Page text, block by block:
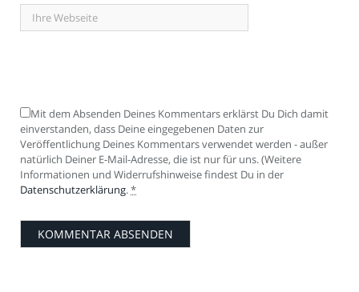
Mit dem Absenden Deines Kommentars erklärst Du Dich damit
einverstanden, dass Deine eingegebenen Daten zur
Veröffentlichung Deines Kommentars verwendet werden - außer
natürlich Deiner E-Mail-Adresse, die ist nur für uns. (Weitere
Informationen und Widerrufshinweise findest Du in der
Datenschutzerklärung.*